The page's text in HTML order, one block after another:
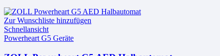
Zur Wunschliste hinzufügen
Schnellansicht
Powerheart G5 Geräte